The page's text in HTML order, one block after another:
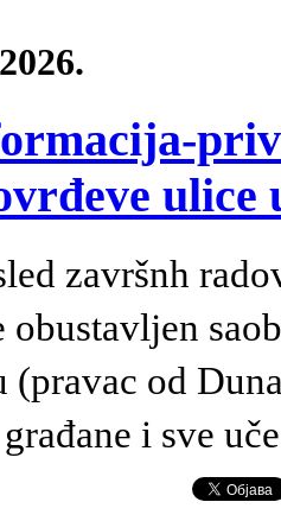
ulice
završnh
obustavljen
od
i sve